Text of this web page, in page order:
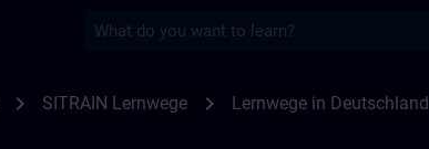
chevron_right SITRAIN Lernwege chevron_right Lernwege in Deutschland